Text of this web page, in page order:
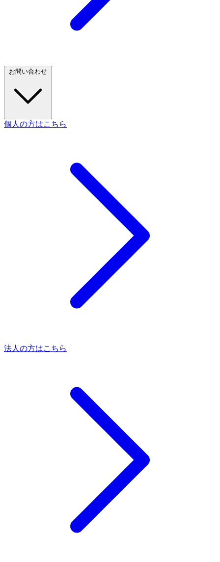
お問い合わせ
個人の方はこちら
法人の方はこちら